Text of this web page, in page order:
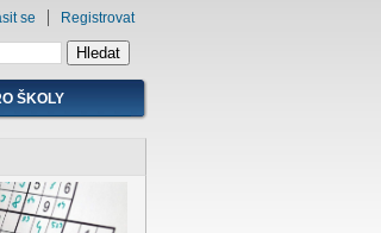
se Registrovat
ŠKOLY